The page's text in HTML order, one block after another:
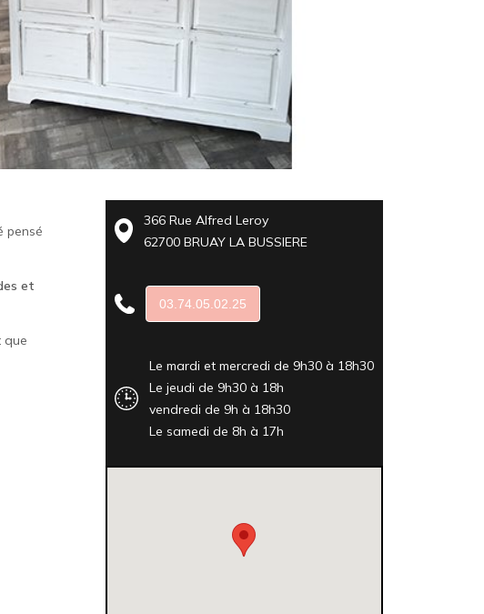
pensé
et
que
366 Rue Alfred Leroy
62700 BRUAY LA BUSSIERE
03.74.05.02.25
Le mardi et mercredi de 9h30 à 18h30
Le jeudi de 9h30 à 18h
vendredi de 9h à 18h30
Le samedi de 8h à 17h